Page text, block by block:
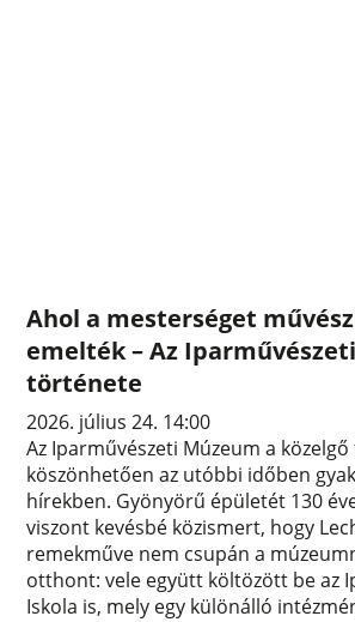
Ahol a mesterséget
emelték – Az
története
2026. július 24. 14:00
Az Iparművészeti Múzeum a
köszönhetően az utóbbi időben
hírekben. Gyönyörű épületét 130
viszont kevésbé közismert, hogy
remekműve nem csupán a
otthont: vele együtt költözött be az
Iskola is, mely egy különálló